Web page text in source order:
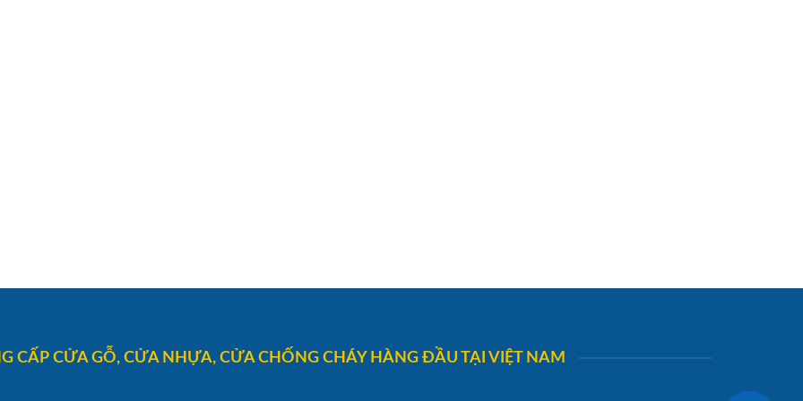
CẤP CỬA GỖ, CỬA NHỰA, CỬA CHỐNG CHÁY HÀNG ĐẦU TẠI VIỆT NAM